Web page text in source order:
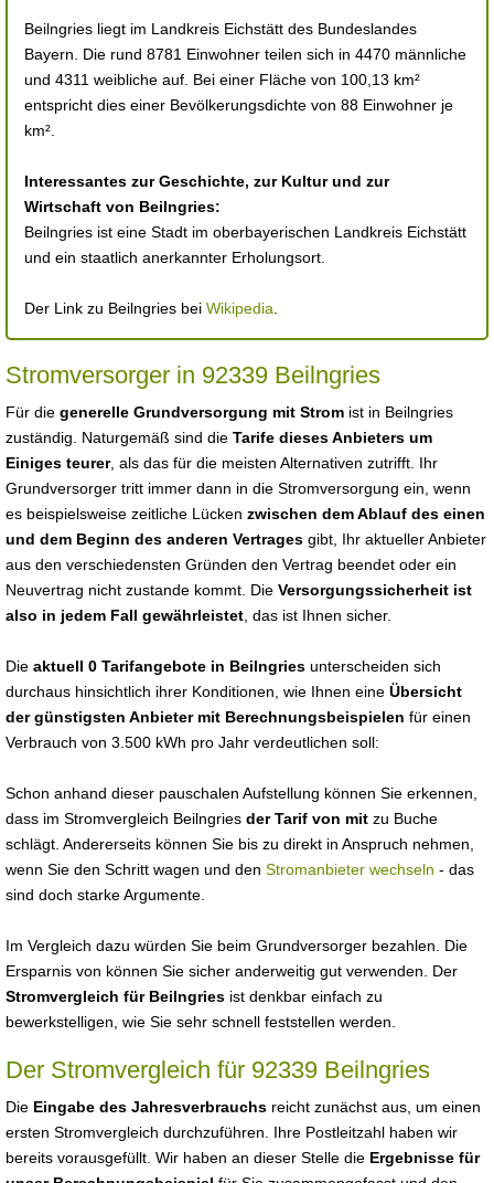
Beilngries liegt im Landkreis Eichstätt des Bundeslandes
Bayern. Die rund 8781 Einwohner teilen sich in 4470 männliche
und 4311 weibliche auf. Bei einer Fläche von 100,13 km²
entspricht dies einer Bevölkerungsdichte von 88 Einwohner je
km².
Interessantes zur Geschichte, zur Kultur und zur
Wirtschaft von Beilngries:
Beilngries ist eine Stadt im oberbayerischen Landkreis Eichstätt
und ein staatlich anerkannter Erholungsort.
Der Link zu Beilngries bei Wikipedia
Stromversorger in 92339 Beilngries
Für die generelle Grundversorgung mit Strom ist in Beilngries
zuständig. Naturgemäß sind die Tarife dieses Anbieters um
Einiges teurer, als das für die meisten Alternativen zutrifft. Ihr
Grundversorger tritt immer dann in die Stromversorgung ein, wenn
es beispielsweise zeitliche Lücken zwischen dem Ablauf des einen
und dem Beginn des anderen Vertrages gibt, Ihr aktueller Anbieter
aus den verschiedensten Gründen den Vertrag beendet oder ein
Neuvertrag nicht zustande kommt. Die Versorgungssicherheit ist
also in jedem Fall gewährleistet , das ist Ihnen sicher.
Die aktuell 0 Tarifangebote in Beilngries unterscheiden sich
durchaus hinsichtlich ihrer Konditionen, wie Ihnen eine Übersicht
der günstigsten Anbieter mit Berechnungsbeispielen für einen
Verbrauch von 3.500 kWh pro Jahr verdeutlichen soll:
Schon anhand dieser pauschalen Aufstellung können Sie erkennen,
dass im Stromvergleich Beilngries der Tarif von mit zu Buche
schlägt. Andererseits können Sie bis zu direkt in Anspruch nehmen,
wenn Sie den Schritt wagen und den Stromanbieter wechseln - das
sind doch starke Argumente.
Im Vergleich dazu würden Sie beim Grundversorger bezahlen. Die
Ersparnis von können Sie sicher anderweitig gut verwenden. Der
Stromvergleich für Beilngries ist denkbar einfach zu
bewerkstelligen, wie Sie sehr schnell feststellen werden.
Der Stromvergleich für 92339 Beilngries
Die Eingabe des Jahresverbrauchs reicht zunächst aus, um einen
ersten Stromvergleich durchzuführen. Ihre Postleitzahl haben wir
bereits vorausgefüllt. Wir haben an dieser Stelle die Ergebnisse für